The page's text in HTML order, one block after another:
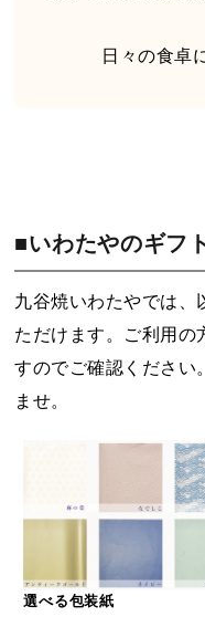
日々の食卓
■いわたやのギフ
九谷焼いわたやでは、
ただけます。ご利用の
すのでご確認ください
ませ。
選べる包装紙